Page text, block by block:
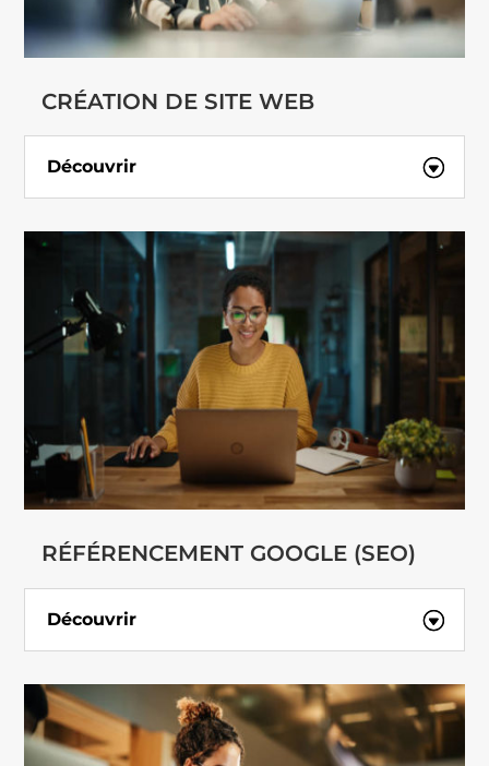
CRÉATION DE SITE WEB
Découvrir
RÉFÉRENCEMENT GOOGLE (SEO)
Découvrir